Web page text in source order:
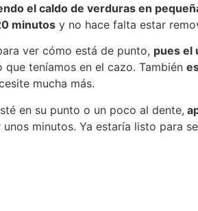
el caldo de verduras en
minutos y no hace falta estar
ver cómo está de punto, pues el
teníamos en el cazo. También
mucha más.
en su punto o un poco al dente,
minutos. Ya estaría listo para